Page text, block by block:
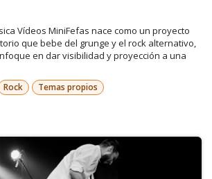
Vídeos MiniFefas nace como un proyecto
que bebe del grunge y el rock alternativo,
en dar visibilidad y proyección a una
Rock Temas propios